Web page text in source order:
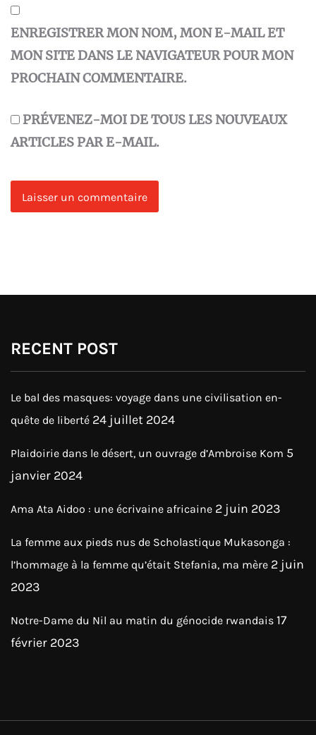
ENREGISTRER MON NOM, MON E-MAIL ET
MON SITE DANS LE NAVIGATEUR POUR MON
PROCHAIN COMMENTAIRE.
PRÉVENEZ-MOI DE TOUS LES NOUVEAUX
ARTICLES PAR E-MAIL.
RECENT POST
Le bal des masques: voyage dans une civilisation en-
quête de liberté 24 juillet 2024
Plaidoirie dans le désert, un ouvrage d’Ambroise Kom 5
janvier 2024
Ama Ata Aidoo : une écrivaine africaine 2 juin 2023
La femme aux pieds nus de Scholastique Mukasonga :
l’hommage à la femme qu’était Stefania, ma mère 2 juin
2023
Notre-Dame du Nil au matin du génocide rwandais 17
février 2023